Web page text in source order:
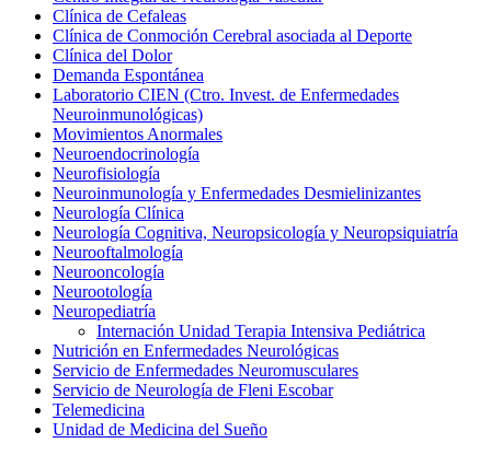
Clínica de Cefaleas
Clínica de Conmoción Cerebral asociada al Deporte
Clínica del Dolor
Demanda Espontánea
Laboratorio CIEN (Ctro. Invest. de Enfermedades
Neuroinmunológicas)
Movimientos Anormales
Neuroendocrinología
Neurofisiología
Neuroinmunología y Enfermedades Desmielinizantes
Neurología Clínica
Neurología Cognitiva, Neuropsicología y Neuropsiquiatría
Neurooftalmología
Neurooncología
Neurootología
Neuropediatría
Internación Unidad Terapia Intensiva Pediátrica
Nutrición en Enfermedades Neurológicas
Servicio de Enfermedades Neuromusculares
Servicio de Neurología de Fleni Escobar
Telemedicina
Unidad de Medicina del Sueño